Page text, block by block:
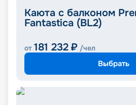
Каюта с балконом
Fantastica (BL2)
от 181 232 ₽ /чел
Выбрать